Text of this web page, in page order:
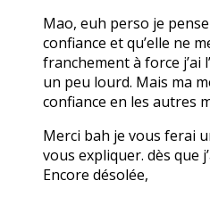
Mao, euh perso je
confiance et qu’elle ne
franchement à force j’ai
un peu lourd. Mais ma
confiance en les autres
Merci bah je vous ferai
vous expliquer. dès que
Encore désolée,